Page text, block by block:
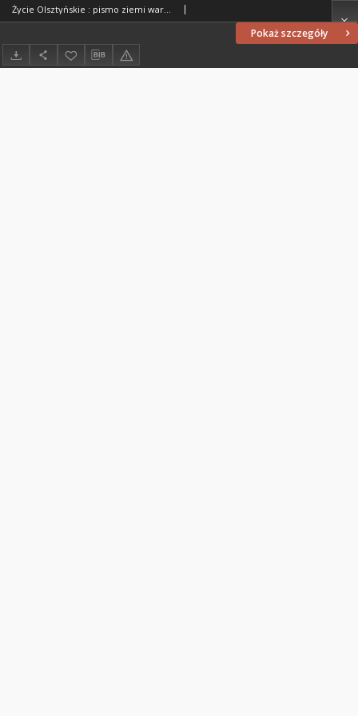
Pokaż szczegóły
Życie Olsztyńskie : pismo ziemi warmińsko-mazurskiej, 1951, nr 40